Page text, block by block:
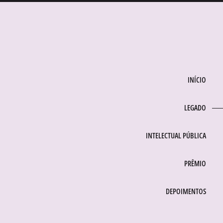
INÍCIO
LEGADO
INTELECTUAL PÚBLICA
PRÊMIO
DEPOIMENTOS